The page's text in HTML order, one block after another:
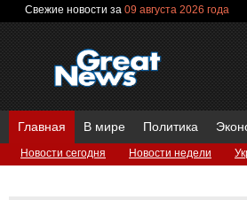
Свежие новости за 09 августа 2026 года
Главная
Новости сегодня Новости недели
В мире Политика